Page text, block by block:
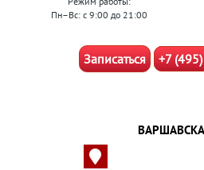
Пн–Вс: с 9:00 до 21:00
Записаться +7